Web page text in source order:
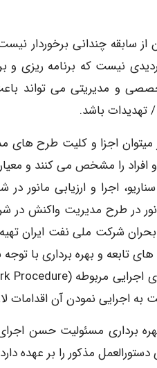
از سابقه چندانی
نیست که برنامه ریزی و
و مدیریتی می تواند
/ تهدیدات باشد.
اجزا و کلیت طرح های
و افراد را مشخص می کنند و
اجرا و ارزیابی مانور
در طرح مدیریت واکنش
شرکت ملی نفت ایران
تابعه و بهره برداری با
به اجرایی نمودن آن اقدامات
مذکور را بر عهده